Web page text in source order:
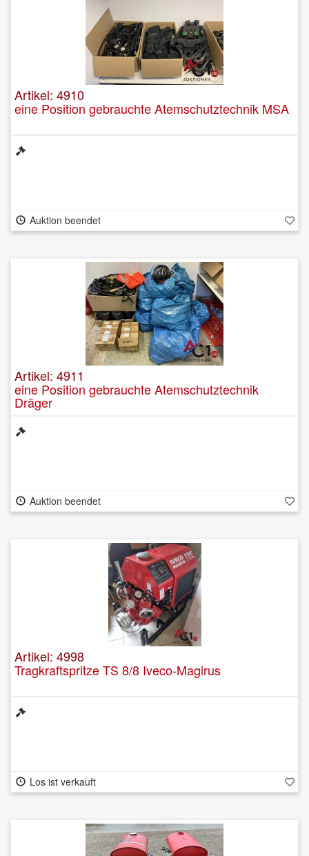
Artikel: 4910
eine Position gebrauchte Atemschutztechnik MSA
Auktion beendet
Artikel: 4911
eine Position gebrauchte Atemschutztechnik
Dräger
Auktion beendet
Artikel: 4998
Tragkraftspritze TS 8/8 Iveco-Magirus
Los ist verkauft